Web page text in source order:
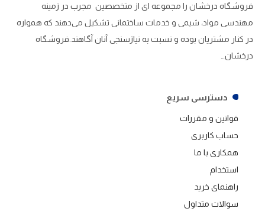
فروشگاه درخشان را مجموعه ای از متخصصین مجرب در زمینه
مهندسی مواد، شیمی و خدمات ساختمانی تشکیل می‌دهند که همواره
در کنار مشتریان بوده و نسبت به نیازسنجی آنان آگاهند.فروشگاه
درخشان…
دسترسی سریع
قوانین و مقررات
حساب کاربری
همکاری با ما
استخدام
راهنمای خرید
سوالات متداول